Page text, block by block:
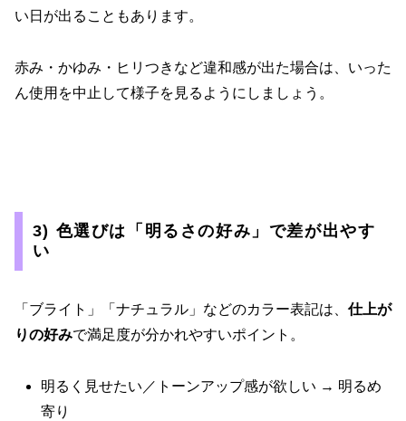
い日が出ることもあります。
赤み・かゆみ・ヒリつきなど違和感が出た場合は、いった
ん使用を中止して様子を見るようにしましょう。
3) 色選びは「明るさの好み」で差が出やす
い
「ブライト」「ナチュラル」などのカラー表記は、 仕上が
りの好みで満足度が分かれやすいポイント。
明るく見せたい／トーンアップ感が欲しい → 明るめ
寄り